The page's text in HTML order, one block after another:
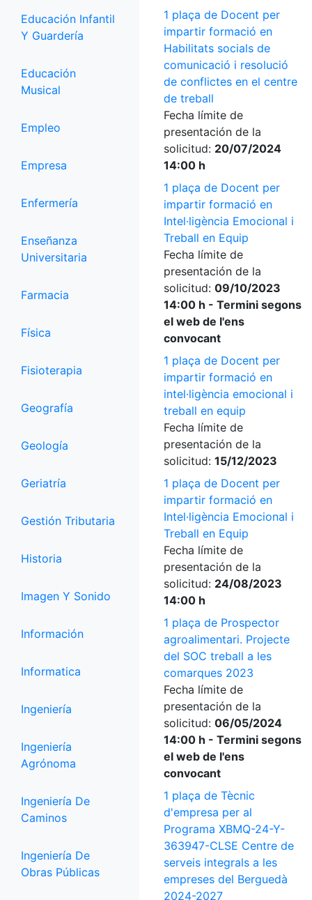
Educación Infantil
Y Guardería
Educación
Musical
Empleo
Empresa
Enfermería
Enseñanza
Universitaria
Farmacia
Física
Fisioterapia
Geografía
Geología
Geriatría
Gestión Tributaria
Historia
Imagen Y Sonido
Información
Informatica
Ingeniería
Ingeniería
Agrónoma
Ingeniería De
Caminos
Ingeniería De
Obras Públicas
1 plaça de Docent per
impartir formació en
Habilitats socials de
comunicació i resolució
de conflictes en el centre
de treball
Fecha límite de
presentación de la
solicitud: 20/07/2024
14:00 h
1 plaça de Docent per
impartir formació en
Intel·ligència Emocional i
Treball en Equip
Fecha límite de
presentación de la
solicitud: 09/10/2023
14:00 h - Termini segons
el web de l'ens
convocant
1 plaça de Docent per
impartir formació en
intel·ligència emocional i
treball en equip
Fecha límite de
presentación de la
solicitud: 15/12/2023
1 plaça de Docent per
impartir formació en
Intel·ligència Emocional i
Treball en Equip
Fecha límite de
presentación de la
solicitud: 24/08/2023
14:00 h
1 plaça de Prospector
agroalimentari. Projecte
del SOC treball a les
comarques 2023
Fecha límite de
presentación de la
solicitud: 06/05/2024
14:00 h - Termini segons
el web de l'ens
convocant
1 plaça de Tècnic
d'empresa per al
Programa XBMQ-24-Y-
363947-CLSE Centre de
serveis integrals a les
empreses del Berguedà
2024-2027